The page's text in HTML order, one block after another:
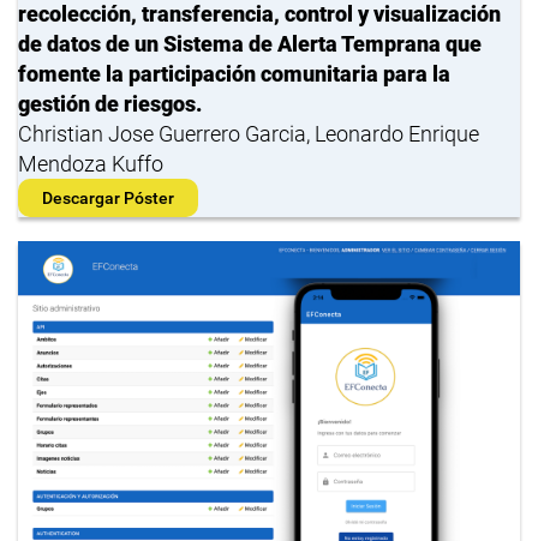
recolección, transferencia, control y visualización
de datos de un Sistema de Alerta Temprana que
fomente la participación comunitaria para la
gestión de riesgos.
Christian Jose Guerrero Garcia, Leonardo Enrique
Mendoza Kuffo
Descargar Póster